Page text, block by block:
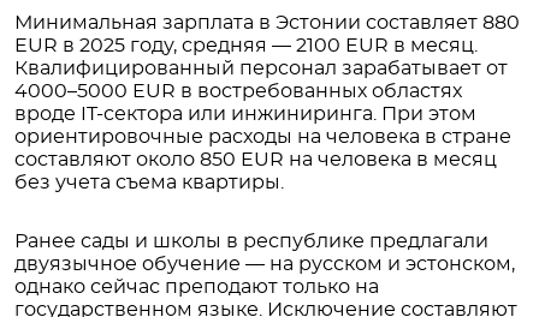
Минимальная зарплата в Эстонии составляет 880
EUR в 2025 году, средняя — 2100 EUR в месяц.
Квалифицированный персонал зарабатывает от
4000–5000 EUR в востребованных областях
вроде IT-сектора или инжиниринга. При этом
ориентировочные расходы на человека в стране
составляют около 850 EUR на человека в месяц
без учета съема квартиры.
Ранее сады и школы в республике предлагали
двуязычное обучение — на русском и эстонском,
однако сейчас преподают только на
государственном языке. Исключение составляют